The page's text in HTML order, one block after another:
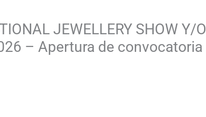
JEWELLERY SHOW Y/O
– Apertura de convocatoria